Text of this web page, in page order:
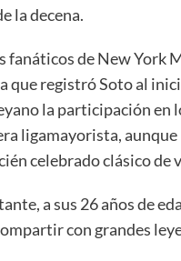
la decena.
fanáticos de New York
que registró Soto al
la participación en
ligamayorista,
celebrado clásico de
a sus 26 años de
con grandes